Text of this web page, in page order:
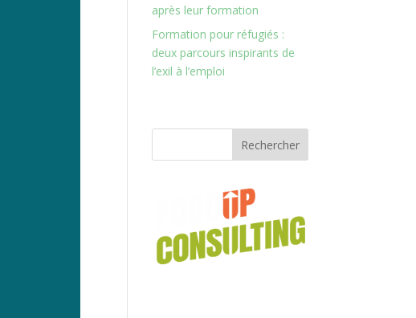
après leur formation
Formation pour réfugiés :
deux parcours inspirants de
l’exil à l’emploi
Rechercher